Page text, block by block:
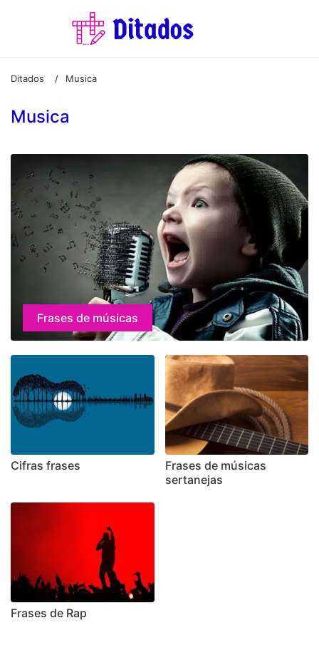
Ditados / Musica
Musica
Frases de músicas
Cifras frases
Frases de músicas
sertanejas
Frases de Rap